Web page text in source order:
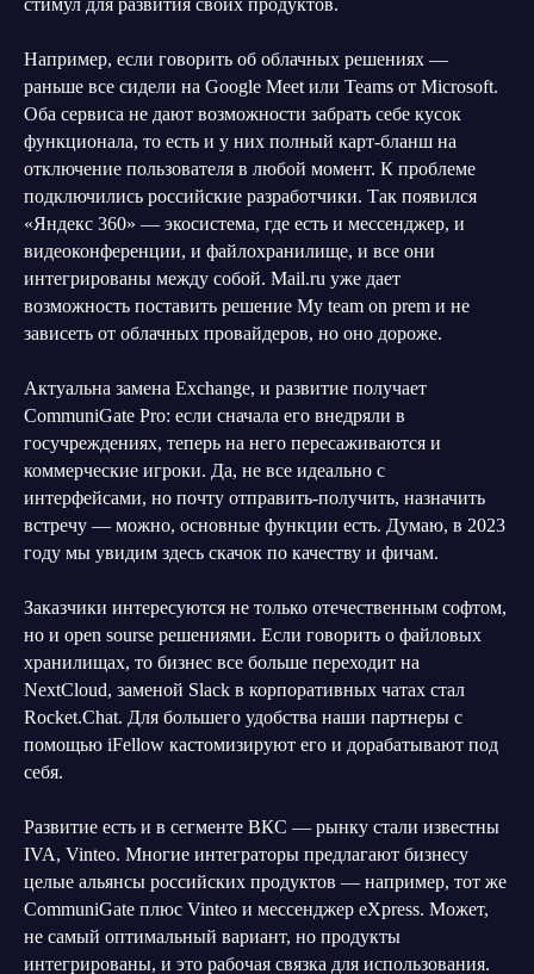
стимул для развития своих продуктов.
Например, если говорить об облачных решениях —
раньше все сидели на Google Meet или Teams от Microsoft.
Оба сервиса не дают возможности забрать себе кусок
функционала, то есть и у них полный карт-бланш на
отключение пользователя в любой момент. К проблеме
подключились российские разработчики. Так появился
«Яндекс 360» — экосистема, где есть и мессенджер, и
видеоконференции, и файлохранилище, и все они
интегрированы между собой. Mail.ru уже дает
возможность поставить решение My team on prem и не
зависеть от облачных провайдеров, но оно дороже.
Актуальна замена Exchange, и развитие получает
CommuniGate Pro: если сначала его внедряли в
госучреждениях, теперь на него пересаживаются и
коммерческие игроки. Да, не все идеально с
интерфейсами, но почту отправить-получить, назначить
встречу — можно, основные функции есть. Думаю, в 2023
году мы увидим здесь скачок по качеству и фичам.
Заказчики интересуются не только отечественным софтом,
но и open sourse решениями. Если говорить о файловых
хранилищах, то бизнес все больше переходит на
NextCloud, заменой Slack в корпоративных чатах стал
Rocket.Сhat. Для большего удобства наши партнеры с
помощью iFellow кастомизируют его и дорабатывают под
себя.
Развитие есть и в сегменте ВКС — рынку стали известны
IVA, Vinteo. Многие интеграторы предлагают бизнесу
целые альянсы российских продуктов — например, тот же
CommuniGate плюс Vinteo и мессенджер eXpress. Может,
не самый оптимальный вариант, но продукты
интегрированы, и это рабочая связка для использования.